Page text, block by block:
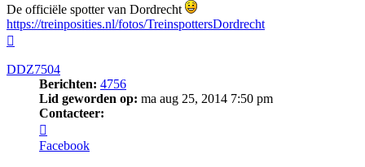
De officiële spotter van Dordrecht
https://treinposities.nl/fotos/TreinspottersDordrecht
DDZ7504
Berichten: 4756
Lid geworden op: ma aug 25, 2014 7:50 pm
Contacteer:
DDZ7504
Facebook